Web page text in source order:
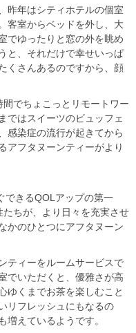
昨年はシティホテルの個室
客室からベッドを外し、大
でゆったりと窓の外を眺め
と、それだけで幸せいっぱ
くさんあるのですから、顔
でちょこっとリモートワー
ではスイーツのビュッフェ
感染症の流行が起きてから
アフタヌーンティーがより
できるQOLアップの第一
ちが、より日々を充実させ
かのひとつにアフタヌーン
ティーをルームサービスで
でいただくと、優雅さが高
ゆくまでお茶を楽しむこと
リフレッシュにもなるの
増えているようです。